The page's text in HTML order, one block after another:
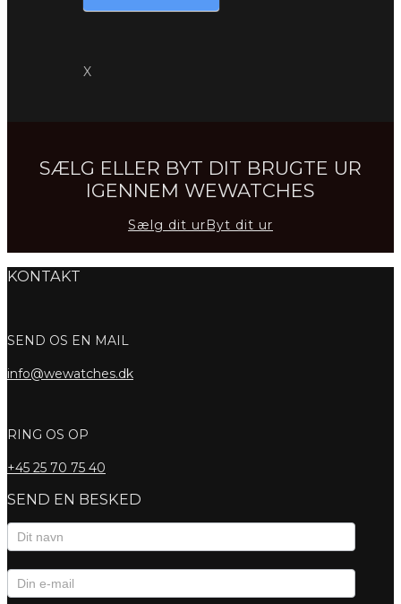
X
SÆLG ELLER BYT DIT BRUGTE UR
IGENNEM WEWATCHES
Sælg dit urByt dit ur
KONTAKT
SEND OS EN MAIL
info@wewatches.dk
RING OS OP
+45 25 70 75 40
SEND EN BESKED
Kontaktformular